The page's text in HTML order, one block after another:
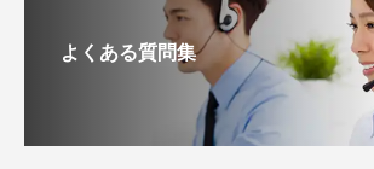
よくある質問集